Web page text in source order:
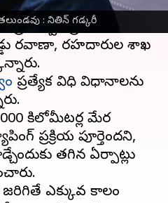
: నితిన్ గడ్కరీ
జాతీయ రహదారులను
ప్రభుత్వం ప్రణాళికలను
రవాణా, రహదారుల శాఖ
ప్రత్యేక విధి విధానాలను
కిలోమీటర్ల మేర
ప్రక్రియ పూర్తెందని,
తగిన ఏర్పాట్లు
ఎక్కువ కాలం